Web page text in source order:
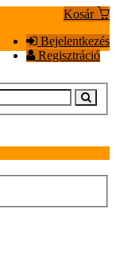
Kosár
Bejelentkezés
Regisztráció